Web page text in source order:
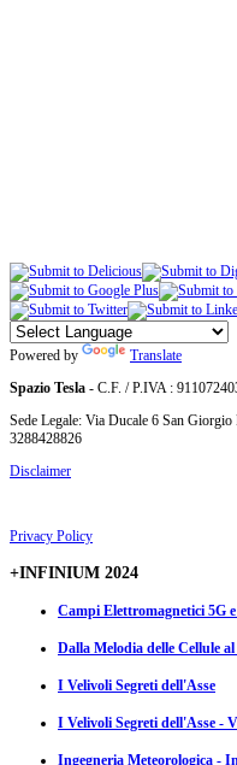
Powered by
Translate
Spazio Tesla - C.F. / P.IVA :
Sede Legale: Via Ducale 6 San
3288428826
Disclaimer
Privacy Policy
+INFINIUM 2024
Campi Elettromagnetici 5G
Dalla Melodia delle Cellule
I Velivoli Segreti dell'Asse
I Velivoli Segreti dell'Asse -
Ingegneria Meteorologica -